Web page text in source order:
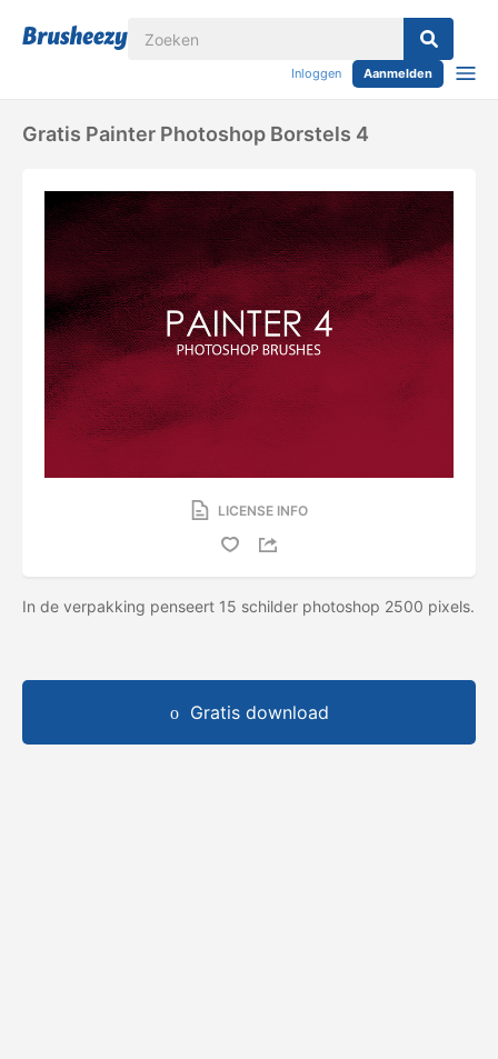
Inloggen Aanmelden
Gratis Painter Photoshop Borstels 4
LICENSE INFO
In de verpakking penseert 15 schilder photoshop 2500 pixels.
Gratis download